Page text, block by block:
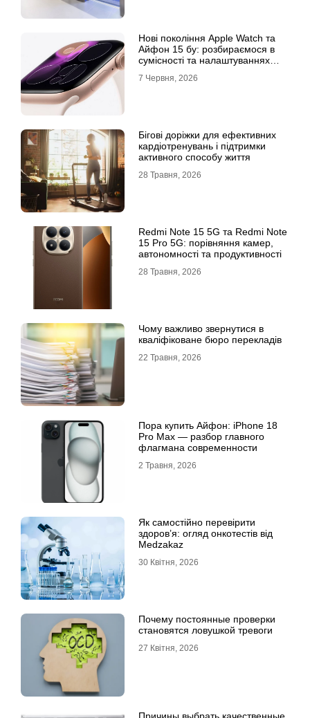
Нові покоління Apple Watch та
Айфон 15 бу: розбираємося в
сумісності та налаштуваннях
7 Червня, 2026
Бігові доріжки для ефективних
кардіотренувань і підтримки
активного способу життя
28 Травня, 2026
Redmi Note 15 5G та Redmi Note
15 Pro 5G: порівняння камер,
автономності та продуктивності
28 Травня, 2026
Чому важливо звернутися в
кваліфіковане бюро перекладів
22 Травня, 2026
Пора купить Айфон: iPhone 18
Pro Max — разбор главного
флагмана современности
2 Травня, 2026
Як самостійно перевірити
здоров’я: огляд онкотестів від
Medzakaz
30 Квітня, 2026
Почему постоянные проверки
становятся ловушкой тревоги
27 Квітня, 2026